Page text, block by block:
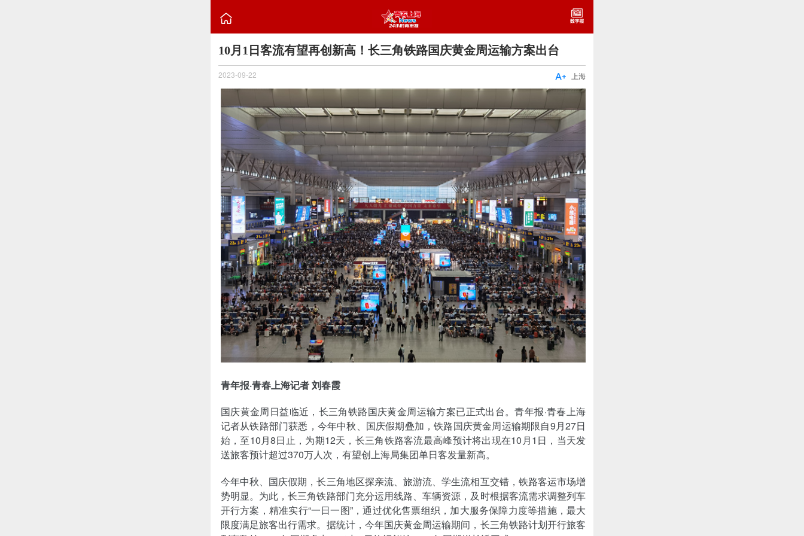

10月1日客流有望再创新高！长三角铁路国庆黄金周运输方案出台
2023-09-22 上海

青年报·青春上海记者 刘春霞
国庆黄金周日益临近，长三角铁路国庆黄金周运输方案已正式出台。青年报·青春上海
记者从铁路部门获悉，今年中秋、国庆假期叠加，铁路国庆黄金周运输期限自9月27日
始，至10月8日止，为期12天，长三角铁路客流最高峰预计将出现在10月1日，当天发
送旅客预计超过370万人次，有望创上海局集团单日客发量新高。
今年中秋、国庆假期，长三角地区探亲流、旅游流、学生流相互交错，铁路客运市场增
势明显。为此，长三角铁路部门充分运用线路、车辆资源，及时根据客流需求调整列车
开行方案，精准实行“一日一图”，通过优化售票组织，加大服务保障力度等措施，最大
限度满足旅客出行需求。据统计，今年国庆黄金周运输期间，长三角铁路计划开行旅客